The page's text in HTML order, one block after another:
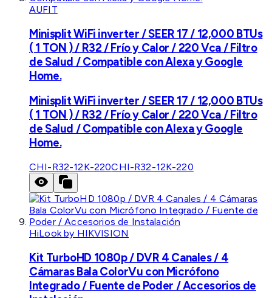
AUFIT
Minisplit WiFi inverter / SEER 17 / 12,000 BTUs
( 1 TON ) / R32 / Frío y Calor / 220 Vca / Filtro
de Salud / Compatible con Alexa y Google
Home.
Minisplit WiFi inverter / SEER 17 / 12,000 BTUs
( 1 TON ) / R32 / Frío y Calor / 220 Vca / Filtro
de Salud / Compatible con Alexa y Google
Home.
CHI-R32-12K-220CHI-R32-12K-220
HiLook by HIKVISION
Kit TurboHD 1080p / DVR 4 Canales / 4
Cámaras Bala ColorVu con Micrófono
Integrado / Fuente de Poder / Accesorios de